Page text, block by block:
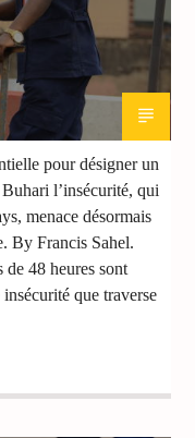
pour désigner un
l’insécurité, qui
menace désormais
By Francis Sahel.
de 48 heures sont
que traverse